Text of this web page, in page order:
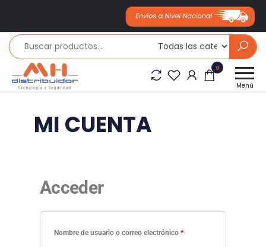
distribuidor Menú
0
MI CUENTA
Acceder
Nombre de usuario o correo electrónico *